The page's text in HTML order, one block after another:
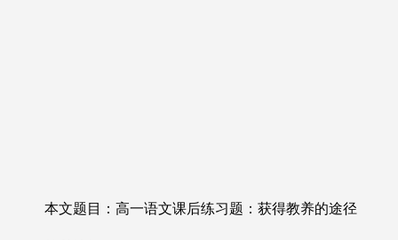
本文题目：高一语文课后练习题：获得教养的途径